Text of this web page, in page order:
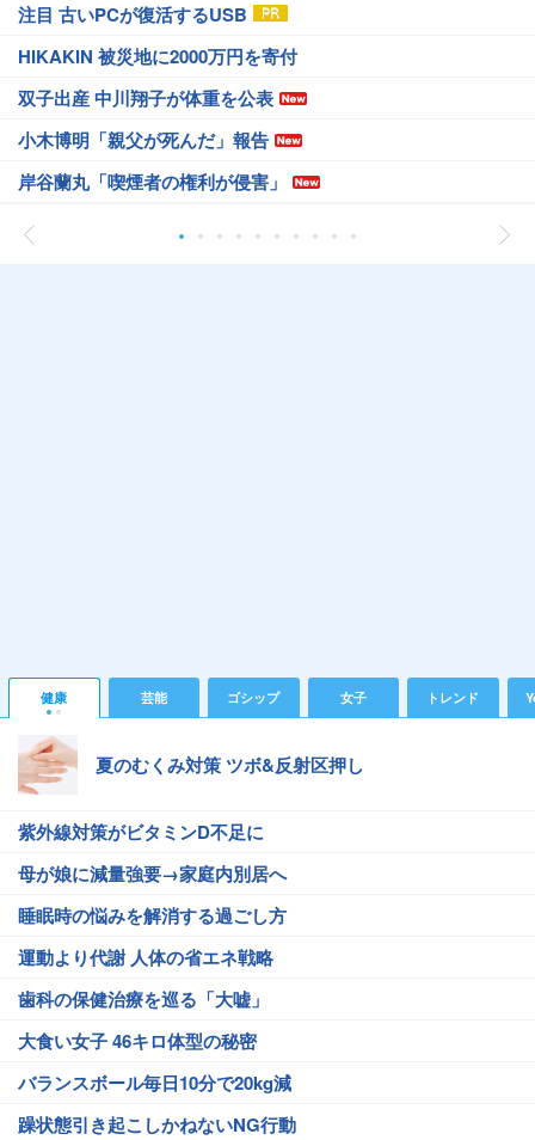
注目 古いPCが復活するUSB
HIKAKIN 被災地に2000万円を寄付
双子出産 中川翔子が体重を公表
小木博明「親父が死んだ」報告
岸谷蘭丸「喫煙者の権利が侵害」
健康 芸能 ゴシップ 女子 トレンド
夏のむくみ対策 ツボ&反射区押し
紫外線対策がビタミンD不足に
母が娘に減量強要→家庭内別居へ
睡眠時の悩みを解消する過ごし方
運動より代謝 人体の省エネ戦略
歯科の保健治療を巡る「大嘘」
大食い女子 46キロ体型の秘密
バランスボール毎日10分で20kg減
躁状態引き起こしかねないNG行動